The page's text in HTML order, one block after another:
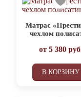
Матрас
чехлом
от 5 380
В КОРЗИНУ